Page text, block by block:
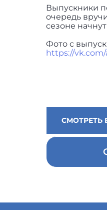
Выпускники
очередь
сезоне
Фото с
https://
СМОТРЕТЬ